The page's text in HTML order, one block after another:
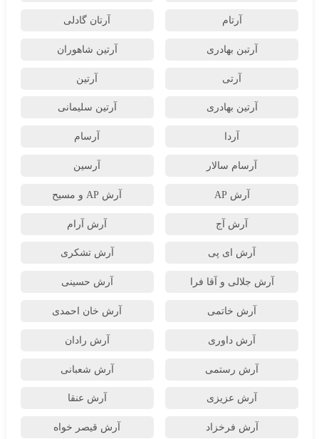
آرتام آرتان گادلی
آرتبن بهادری آرتين شاهوران
آرتی آرتین
آرتین بهادری آرتین سلیمانی
آردا آرسام
آرسام سالار آرسین
آرش AP آرش AP و مسیح
آرش آج آرش آرام
آرش ای پی آرش تشکری
آرش جلالی و آقا فرا آرش حسینی
آرش خاتمی آرش خان احمدی
آرش داوری آرش رادان
آرش رستمى آرش شعبانی
آرش عزیزی آرش عنقا
آرش فرخزاد آرش قیصر خواه